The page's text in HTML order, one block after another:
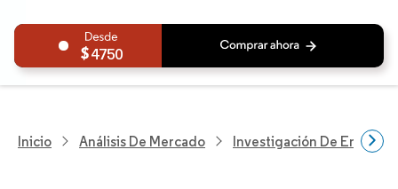
4750
Inicio Análisis De Mercado Investigación De Energía